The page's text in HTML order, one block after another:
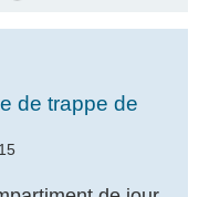
de trappe de